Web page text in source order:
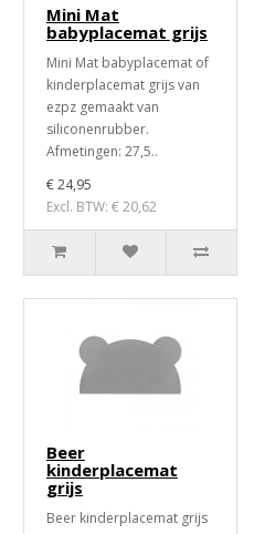
Mini Mat
babyplacemat grijs
Mini Mat babyplacemat of
kinderplacemat grijs van
ezpz gemaakt van
siliconenrubber.
Afmetingen: 27,5..
€ 24,95
Excl. BTW: € 20,62
Beer
kinderplacemat
grijs
Beer kinderplacemat grijs